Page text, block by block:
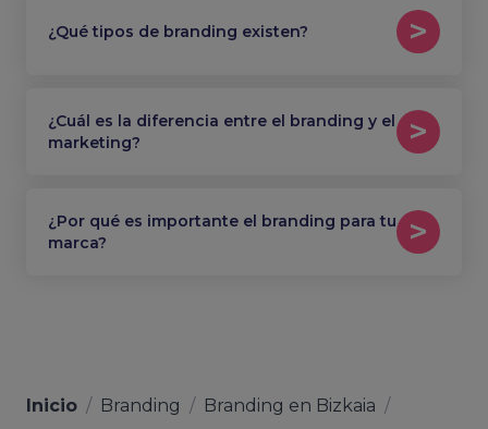
¿Qué tipos de branding existen?
¿Cuál es la diferencia entre el branding y el
marketing?
¿Por qué es importante el branding para tu
marca?
Inicio / Branding / Branding en Bizkaia /